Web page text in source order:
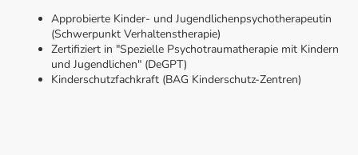
Approbierte Kinder- und Jugendlichenpsychotherapeutin
(Schwerpunkt Verhaltenstherapie)
Zertifiziert in "Spezielle Psychotraumatherapie mit Kindern
und Jugendlichen" (DeGPT)
Kinderschutzfachkraft (BAG Kinderschutz-Zentren)